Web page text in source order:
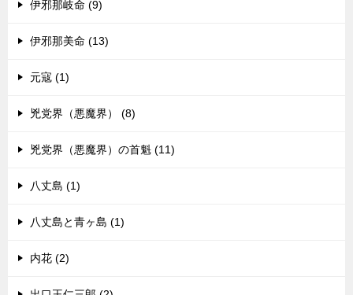
伊邪那岐命 (9)
伊邪那美命 (13)
元寇 (1)
兇党界（悪魔界） (8)
兇党界（悪魔界）の首魁 (11)
八丈島 (1)
八丈島と青ヶ島 (1)
内花 (2)